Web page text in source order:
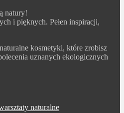
natury!
i pięknych. Pełen inspiracji,
kosmetyki, które zrobisz
uznanych ekologicznych
naturalne